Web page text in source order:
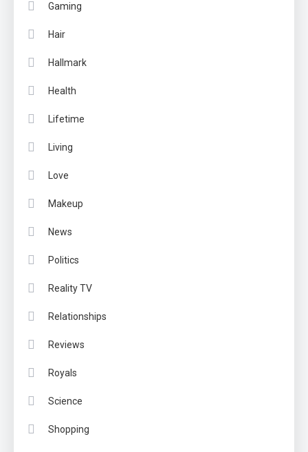
Gaming
Hair
Hallmark
Health
Lifetime
Living
Love
Makeup
News
Politics
Reality TV
Relationships
Reviews
Royals
Science
Shopping